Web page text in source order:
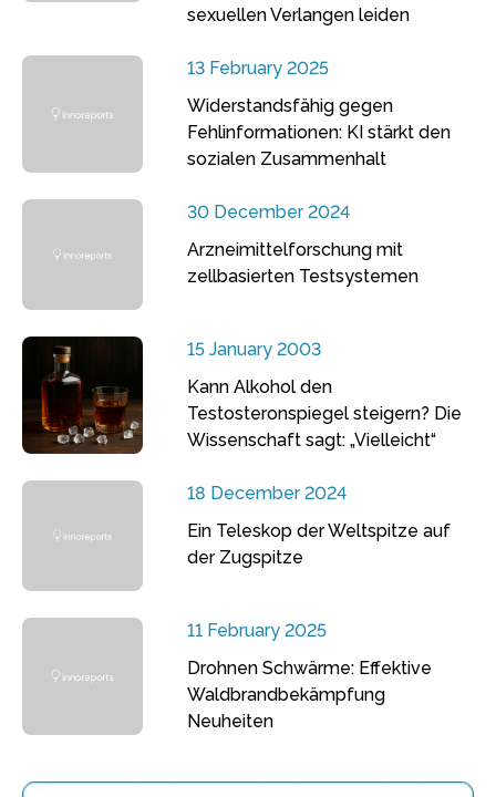
sexuellen Verlangen leiden
13 February 2025
Widerstandsfähig gegen
Fehlinformationen: KI stärkt den
sozialen Zusammenhalt
30 December 2024
Arzneimittelforschung mit
zellbasierten Testsystemen
15 January 2003
Kann Alkohol den
Testosteronspiegel steigern? Die
Wissenschaft sagt: „Vielleicht“
18 December 2024
Ein Teleskop der Weltspitze auf
der Zugspitze
11 February 2025
Drohnen Schwärme: Effektive
Waldbrandbekämpfung
Neuheiten